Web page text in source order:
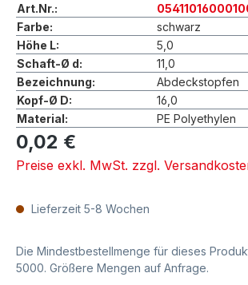
Art.Nr.:
Farbe:
schwarz
Höhe L:
5,0
Schaft-Ø d:
11,0
Bezeichnung:
Abdeckstopfen
Kopf-Ø D:
16,0
Material:
PE Polyethylen
0,02 €
Preise exkl. MwSt. zzgl.
Lieferzeit 5-8 Wochen
Die Mindestbestellmenge für dieses
5000. Größere Mengen auf Anfrage.